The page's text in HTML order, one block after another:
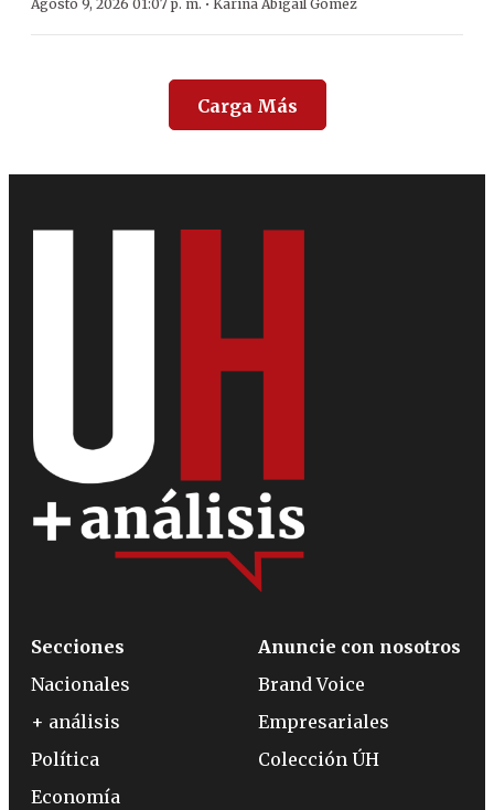
Agosto 9, 2026 01:07 p. m. Karina Abigail Gómez
Carga Más
Secciones
Nacionales
+ análisis
Política
Economía
Anuncie con nosotros
Brand Voice
Empresariales
Colección ÚH